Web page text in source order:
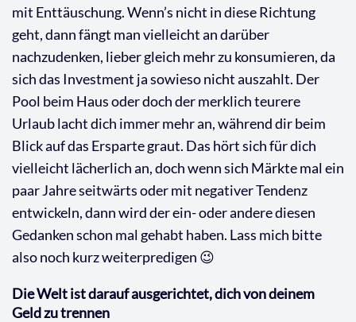
mit Enttäuschung. Wenn’s nicht in diese Richtung
geht, dann fängt man vielleicht an darüber
nachzudenken, lieber gleich mehr zu konsumieren, da
sich das Investment ja sowieso nicht auszahlt. Der
Pool beim Haus oder doch der merklich teurere
Urlaub lacht dich immer mehr an, während dir beim
Blick auf das Ersparte graut. Das hört sich für dich
vielleicht lächerlich an, doch wenn sich Märkte mal ein
paar Jahre seitwärts oder mit negativer Tendenz
entwickeln, dann wird der ein- oder andere diesen
Gedanken schon mal gehabt haben. Lass mich bitte
also noch kurz weiterpredigen 😉
Die Welt ist darauf ausgerichtet, dich von deinem
Geld zu trennen